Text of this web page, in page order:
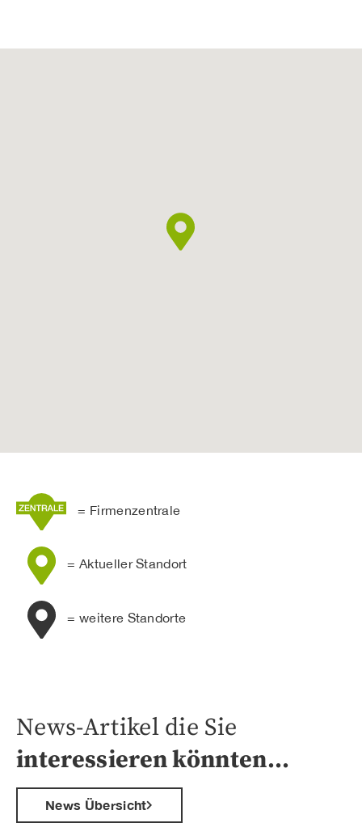
= Firmenzentrale
= Aktueller Standort
= weitere Standorte
News-Artikel die Sie
interessieren könnten…
News Übersicht